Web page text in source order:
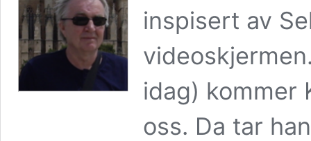
inspisert av
idag) kommer
oss. Da tar